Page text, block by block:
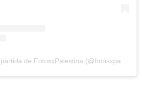
Una publicación compartida de FotosxPalestina (@fotosxpalestina2024)